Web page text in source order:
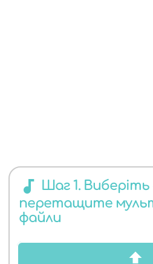
АУДІО
audiotrack Шаг 1. Виберіть
перетащите
файли